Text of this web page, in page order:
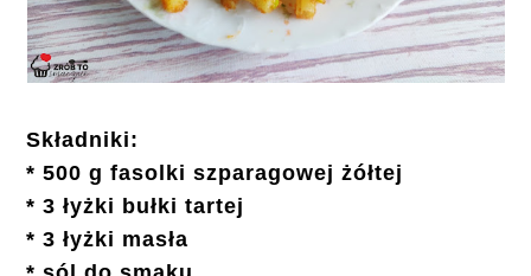
Składniki:
* 500 g fasolki szparagowej żółtej
* 3 łyżki bułki tartej
* 3 łyżki masła